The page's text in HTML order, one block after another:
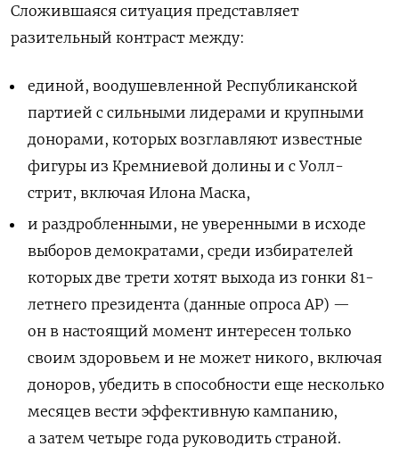
Сложившаяся ситуация представляет
разительный контраст между:
единой, воодушевленной Республиканской
партией с сильными лидерами и крупными
донорами, которых возглавляют известные
фигуры из Кремниевой долины и с Уолл-
стрит, включая Илона Маска,
и раздробленными, не уверенными в исходе
выборов демократами, среди избирателей
которых две трети хотят выхода из гонки 81-
летнего президента (данные опроса AP) —
он в настоящий момент интересен только
своим здоровьем и не может никого, включая
доноров, убедить в способности еще несколько
месяцев вести эффективную кампанию,
а затем четыре года руководить страной.